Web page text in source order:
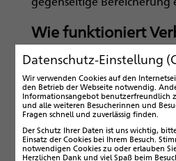
Wie funktioniert
Zeiten von Corona?
Der Start war natürlich
Angefangen damit, dass
Vorstandsmitglieder ihren
Applaus nur digital
direkte Austausch mit
Verantwortlichen im VBS.
Datenschutz-Einstellung
Wir verwenden Cookies auf den
den Betrieb der Webseite notwendig.
Informationsangebot benutzerfreundlich
und alle weiteren Besucherinnen und
Fragen schnell und zuverlässig finden.
Der Schutz Ihrer Daten ist uns wichtig,
Einsatz der Cookies bei Ihrem Besuch.
notwendigen Cookies zu oder erlauben
Herzlichen Dank und viel Spaß beim